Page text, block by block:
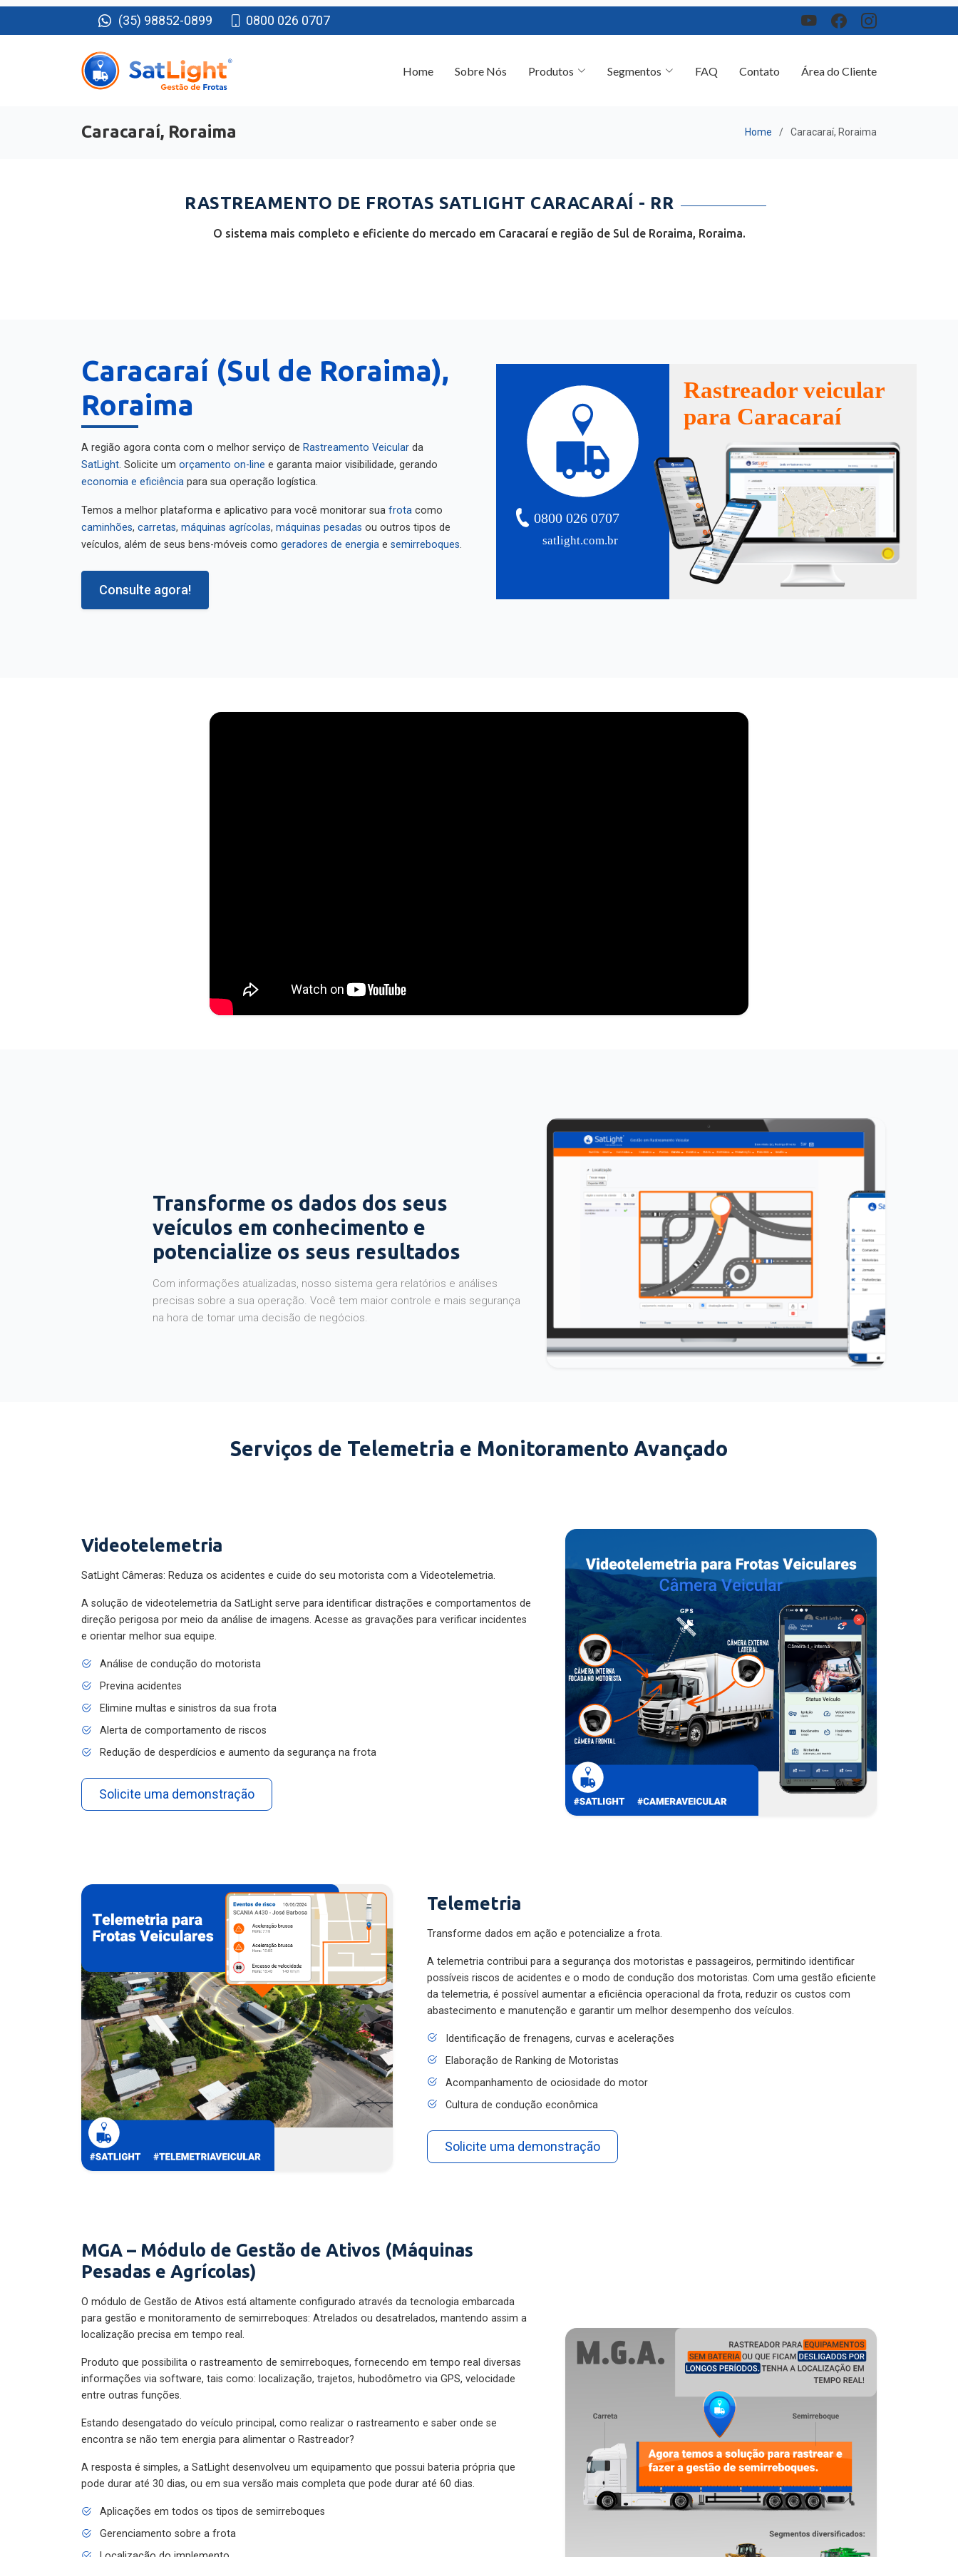
(35) 98852-0899 0800 026 0707
Área do Cliente
Caracaraí, Roraima Home Caracaraí, Roraima
RASTREAMENTO DE FROTAS SATLIGHT CARACARAÍ - RR
O sistema mais completo e eficiente do mercado em Caracaraí e região de Sul de Roraima, Roraima.
Caracaraí (Sul de Roraima),
Roraima
A região agora conta com o melhor serviço de Rastreamento Veicular da
SatLight . Solicite um orçamento on-line e garanta maior visibilidade, gerando
economia e eficiência para sua operação logística.
Temos a melhor plataforma e aplicativo para você monitorar sua frota como
caminhões carretas máquinas agrícolas máquinas pesadas ou outros tipos de
veículos, além de seus bens-móveis como geradores de energia e semirreboques
Consulte agora!
satlight.com.br
0800 026 0707
Rastreador veicular
para Caracaraí
Transforme os dados dos seus
veículos em conhecimento e
potencialize os seus resultados
Com informações atualizadas, nosso sistema gera relatórios e análises
precisas sobre a sua operação. Você tem maior controle e mais segurança
na hora de tomar uma decisão de negócios.
Serviços de Telemetria e Monitoramento Avançado
Videotelemetria
SatLight Câmeras: Reduza os acidentes e cuide do seu motorista com a Videotelemetria.
A solução de videotelemetria da SatLight serve para identificar distrações e comportamentos de
direção perigosa por meio da análise de imagens. Acesse as gravações para verificar incidentes
e orientar melhor sua equipe.
Análise de condução do motorista
Previna acidentes
Elimine multas e sinistros da sua frota
Alerta de comportamento de riscos
Redução de desperdícios e aumento da segurança na frota
Solicite uma demonstração
Telemetria
Transforme dados em ação e potencialize a frota.
A telemetria contribui para a segurança dos motoristas e passageiros, permitindo identificar
possíveis riscos de acidentes e o modo de condução dos motoristas. Com uma gestão eficiente
da telemetria, é possível aumentar a eficiência operacional da frota, reduzir os custos com
abastecimento e manutenção e garantir um melhor desempenho dos veículos.
Identificação de frenagens, curvas e acelerações
Elaboração de Ranking de Motoristas
Acompanhamento de ociosidade do motor
Cultura de condução econômica
Solicite uma demonstração
MGA – Módulo de Gestão de Ativos (Máquinas
Pesadas e Agrícolas)
O módulo de Gestão de Ativos está altamente configurado através da tecnologia embarcada
para gestão e monitoramento de semirreboques: Atrelados ou desatrelados, mantendo assim a
localização precisa em tempo real.
Produto que possibilita o rastreamento de semirreboques, fornecendo em tempo real diversas
informações via software, tais como: localização, trajetos, hubodômetro via GPS, velocidade
entre outras funções.
Estando desengatado do veículo principal, como realizar o rastreamento e saber onde se
encontra se não tem energia para alimentar o Rastreador?
A resposta é simples, a SatLight desenvolveu um equipamento que possui bateria própria que
pode durar até 30 dias, ou em sua versão mais completa que pode durar até 60 dias.
Aplicações em todos os tipos de semirreboques
Gerenciamento sobre a frota
Localização do implemento